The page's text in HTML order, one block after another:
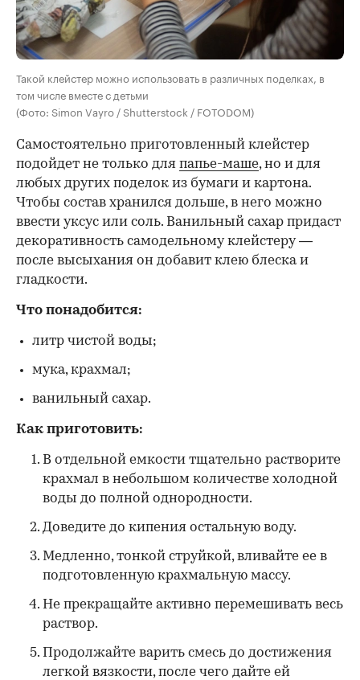
Такой клейстер можно использовать в различных поделках, в
том числе вместе с детьми
(Фото: Simon Vayro / Shutterstock / FOTODOM)
Самостоятельно приготовленный клейстер
подойдет не только для папье-маше, но и для
любых других поделок из бумаги и картона.
Чтобы состав хранился дольше, в него можно
ввести уксус или соль. Ванильный сахар придаст
декоративность самодельному клейстеру —
после высыхания он добавит клею блеска и
гладкости.
Что понадобится:
литр чистой воды;
мука, крахмал;
ванильный сахар.
Как приготовить:
В отдельной емкости тщательно растворите
крахмал в небольшом количестве холодной
воды до полной однородности.
Доведите до кипения остальную воду.
Медленно, тонкой струйкой, вливайте ее в
подготовленную крахмальную массу.
Не прекращайте активно перемешивать весь
раствор.
Продолжайте варить смесь до достижения
легкой вязкости, после чего дайте ей